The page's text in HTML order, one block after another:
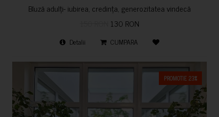
Bluză adulți- iubirea, credința, generozitatea vindecă
130 RON
Detalii CUMPARA
PROMOTIE 23%